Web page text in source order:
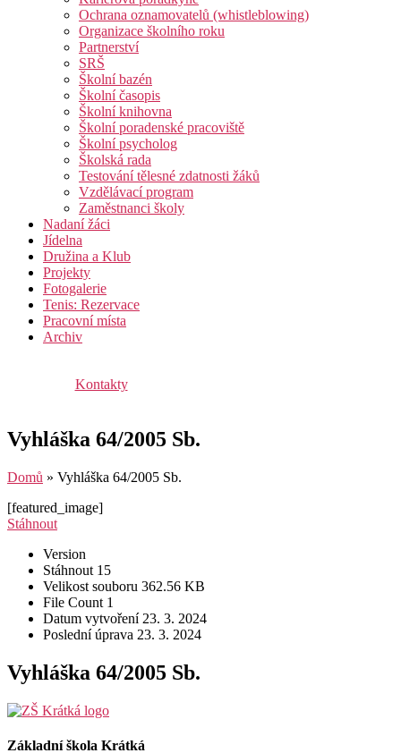
Ochrana oznamovatelů (whistleblowing)
Organizace školního roku
Partnerství
SRŠ
Školní bazén
Školní časopis
Školní knihovna
Školní poradenské pracoviště
Školní psycholog
Školská rada
Testování tělesné zdatnosti žáků
Vzdělávací program
Zaměstnanci školy
Nadaní žáci
Jídelna
Družina a Klub
Projekty
Fotogalerie
Tenis: Rezervace
Pracovní místa
Archiv
Kontakty
Vyhláška 64/2005 Sb.
Domů » Vyhláška 64/2005 Sb.
[featured_image]
Stáhnout
Version
Stáhnout 15
Velikost souboru 362.56 KB
File Count 1
Datum vytvoření 23. 3. 2024
Poslední úprava 23. 3. 2024
Vyhláška 64/2005 Sb.
Základní škola Krátká